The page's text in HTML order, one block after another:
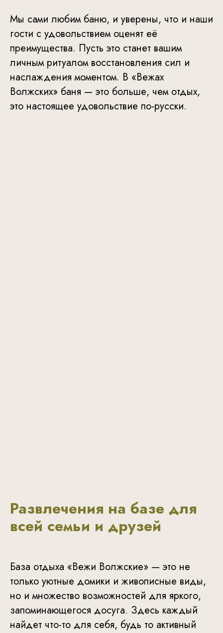
Мы сами любим баню, и уверены, что и наши
гости с удовольствием оценят её
преимущества. Пусть это станет вашим
личным ритуалом восстановления сил и
наслаждения моментом. В «Вежах
Волжских» баня — это больше, чем отдых,
это настоящее удовольствие по-русски.
Развлечения на базе для
всей семьи и друзей
База отдыха «Вежи Волжские» — это не
только уютные домики и живописные виды,
но и множество возможностей для яркого,
запоминающегося досуга. Здесь каждый
найдет что-то для себя, будь то активный